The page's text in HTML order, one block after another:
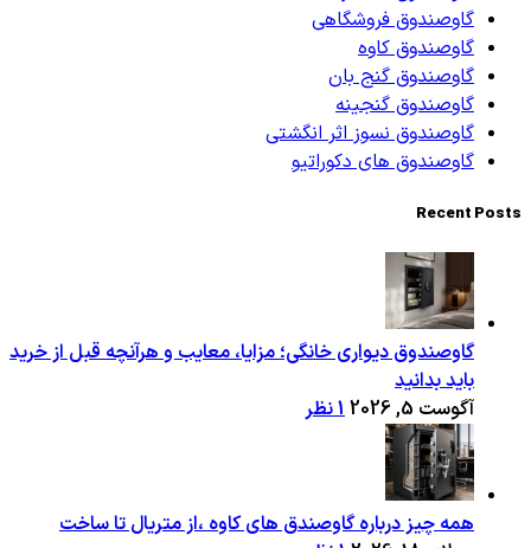
گاوصندوق فروشگاهی
گاوصندوق کاوه
گاوصندوق گنج بان
گاوصندوق گنجینه
گاوصندوق نسوز اثر انگشتی
گاوصندوق های دکوراتیو
Recent Posts
گاوصندوق دیواری خانگی؛ مزایا، معایب و هرآنچه قبل از خرید
باید بدانید
آگوست 5, 2026
1 نظر
همه چیز درباره گاوصندق های کاوه ،از متریال تا ساخت